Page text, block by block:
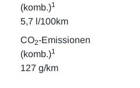
(komb.)1
5,7 l/100km
CO2-Emissionen
(komb.)1
127 g/km